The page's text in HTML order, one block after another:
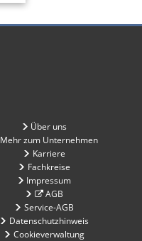
Über uns
Mehr zum Unternehmen
Karriere
Fachkreise
Impressum
AGB
Service-AGB
Datenschutzhinweis
Cookieverwaltung